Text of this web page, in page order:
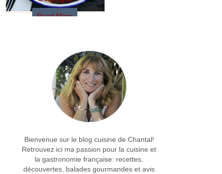
Read More
Bienvenue sur le blog cuisine de Chantal!
Retrouvez ici ma passion pour la cuisine et
la gastronomie française: recettes,
découvertes, balades gourmandes et avis